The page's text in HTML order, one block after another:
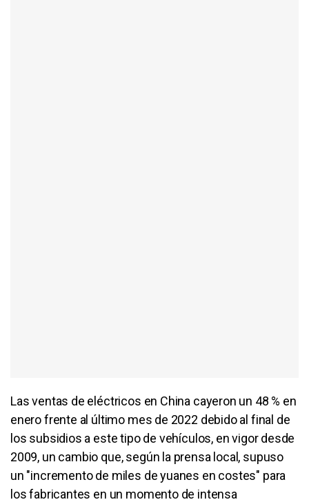
Las ventas de eléctricos en China cayeron un 48 % en
enero frente al último mes de 2022 debido al final de
los subsidios a este tipo de vehículos, en vigor desde
2009, un cambio que, según la prensa local, supuso
un "incremento de miles de yuanes en costes" para
los fabricantes en un momento de intensa